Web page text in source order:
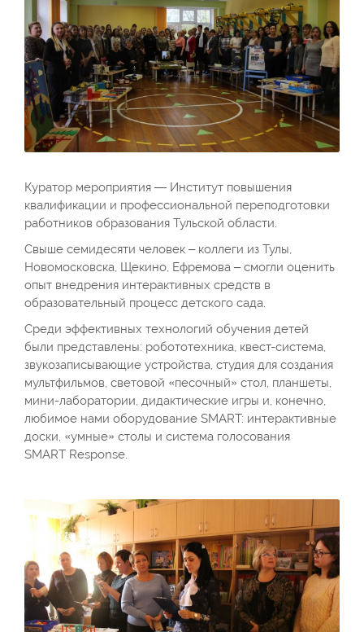
Куратор мероприятия — Институт повышения
квалификации и профессиональной переподготовки
работников образования Тульской области.
Свыше семидесяти человек – коллеги из Тулы,
Новомосковска, Щекино, Ефремова – смогли оценить
опыт внедрения интерактивных средств в
образовательный процесс детского сада.
Среди эффективных технологий обучения детей
были представлены: робототехника, квест-система,
звукозаписывающие устройства, студия для создания
мультфильмов, световой «песочный» стол, планшеты,
мини-лаборатории, дидактические игры и, конечно,
любимое нами оборудование SMART: интерактивные
доски, «умные» столы и система голосования
SMART Response.